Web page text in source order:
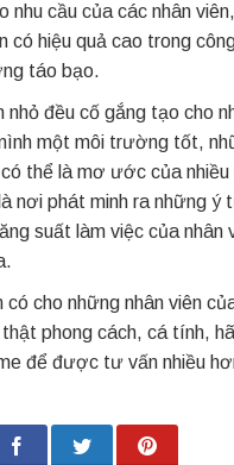
nhu cầu của các nhân
có hiệu quả cao trong
táo bạo.
nhỏ đều cố gắng tạo cho
một môi trường tốt,
thể là mơ ước của
nơi phát minh ra những ý
suất làm việc của nhân
có cho những nhân viên
phong cách, cá tính,
để được tư vấn nhiều